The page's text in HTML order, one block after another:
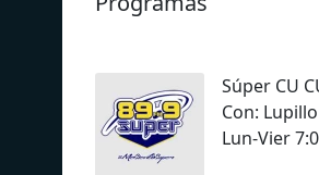
Súper CU
Con:
Lun-Vier